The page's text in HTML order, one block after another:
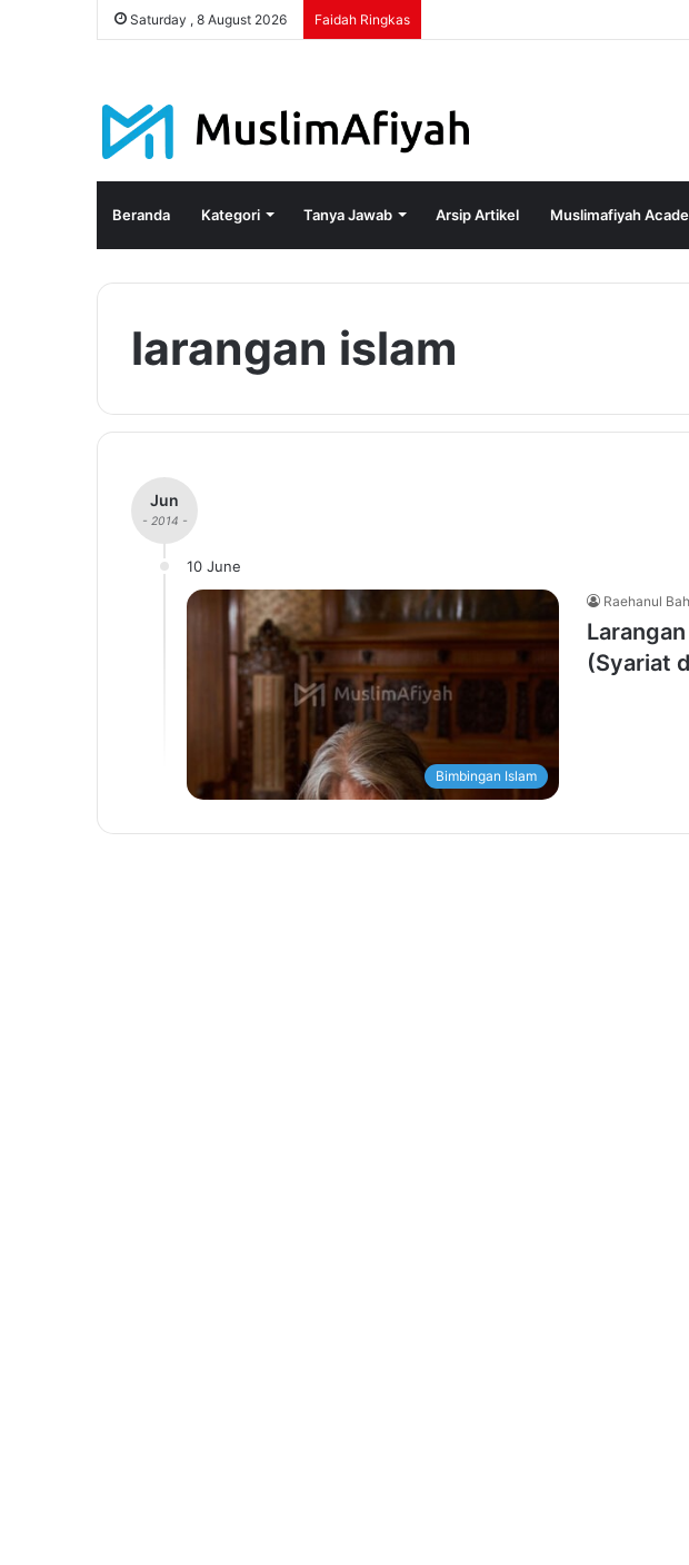
Saturday , 8 August 2026 Faidah Ringkas
Beranda Kategori Tanya Jawab Arsip Artikel Muslimafiyah
larangan islam
Jun
- 2014 -
10 June
Bimbingan Islam
Raehanul
(Syariat